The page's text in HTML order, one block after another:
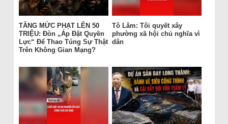
TĂNG MỨC PHẠT LÊN 50
TRIỆU: Đòn „Áp Đặt Quyền
Lực“ Để Thao Túng Sự Thật
Trên Không Gian Mạng?
Tô Lâm: Tôi quyết xây
phường xã hội chủ nghĩa vì
dân